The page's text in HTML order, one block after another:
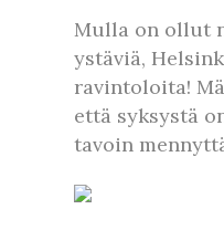
Mulla on ollut
ystäviä,
ravintoloita!
että syksystä
tavoin